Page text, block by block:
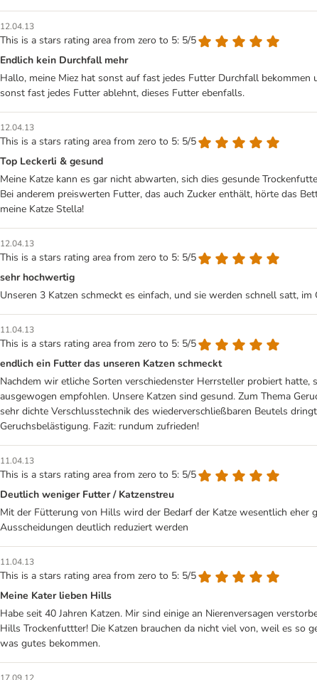
12.04.13
This is a stars rating area from zero to 5: 5/5
Endlich kein Durchfall mehr
Hallo, meine Miez hat sonst auf fast jedes Futter Durchfall
sonst fast jedes Futter ablehnt, dieses Futter ebenfalls.
12.04.13
This is a stars rating area from zero to 5: 5/5
Top Leckerli & gesund
Meine Katze kann es gar nicht abwarten, sich dies gesunde
Bei anderem preiswerten Futter, das auch Zucker enthält, hörte das
meine Katze Stella!
12.04.13
This is a stars rating area from zero to 5: 5/5
sehr hochwertig
Unseren 3 Katzen schmeckt es einfach, und sie werden schnell satt,
11.04.13
This is a stars rating area from zero to 5: 5/5
endlich ein Futter das unseren Katzen schmeckt
Nachdem wir etliche Sorten verschiedenster Herrsteller probiert
ausgewogen empfohlen. Unsere Katzen sind gesund. Zum Thema
sehr dichte Verschlusstechnik des wiederverschließbaren Beutels
Geruchsbelästigung. Fazit: rundum zufrieden!
11.04.13
This is a stars rating area from zero to 5: 5/5
Deutlich weniger Futter / Katzenstreu
Mit der Fütterung von Hills wird der Bedarf der Katze wesentlich
Ausscheidungen deutlich reduziert werden
11.04.13
This is a stars rating area from zero to 5: 5/5
Meine Kater lieben Hills
Habe seit 40 Jahren Katzen. Mir sind einige an Nierenversagen
Hills Trockenfuttter! Die Katzen brauchen da nicht viel von, weil es so
was gutes bekommen.